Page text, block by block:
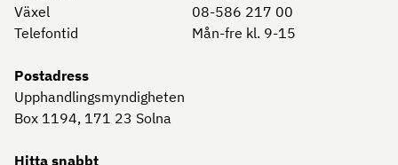
Växel
08-586 217 00
Telefontid
Mån-fre kl. 9-15
Postadress
Upphandlingsmyndigheten
Box 1194, 171 23 Solna
Hitta snabbt